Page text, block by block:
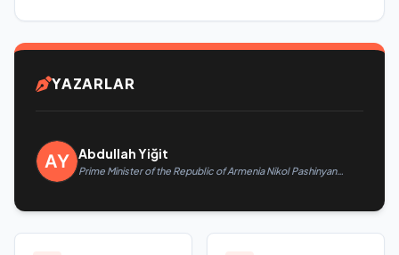
YAZARLAR
Abdullah Yiğit
Prime Minister of the Republic of Armenia Nikol Pashinyan